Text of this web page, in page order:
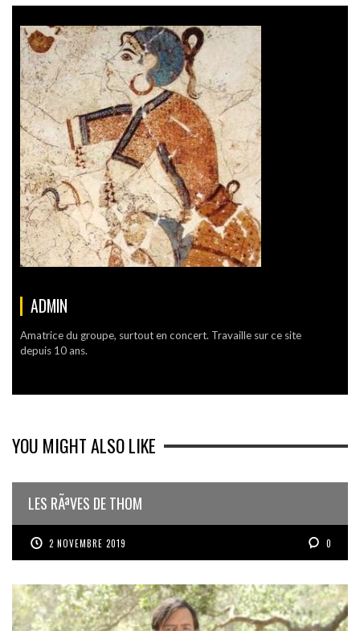
ADMIN
Amatrice du groupe, surtout en concert. Travaille sur ce site
depuis 10 ans.
YOU MIGHT ALSO LIKE
LES RÃªVES DE THOM
2 NOVEMBRE 2019 0